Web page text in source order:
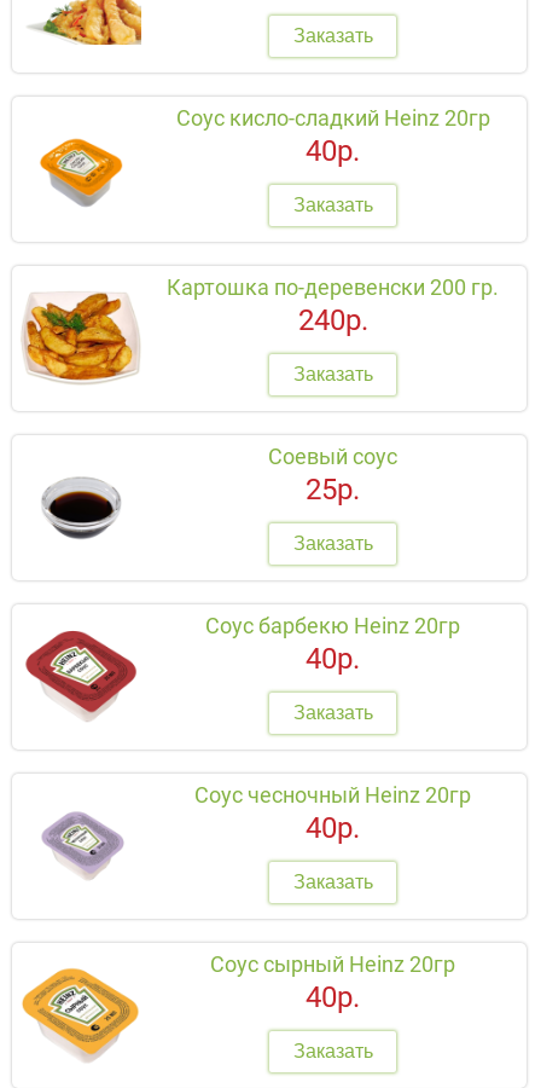
Заказать
Соус кисло-сладкий Heinz 20гр
40р.
Заказать
Картошка по-деревенски 200 гр.
240р.
Заказать
Соевый соус
25р.
Заказать
Соус барбекю Heinz 20гр
40р.
Заказать
Соус чесночный Heinz 20гр
40р.
Заказать
Соус сырный Heinz 20гр
40р.
Заказать